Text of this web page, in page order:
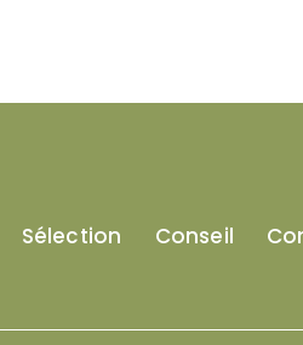
Sélection Conseil